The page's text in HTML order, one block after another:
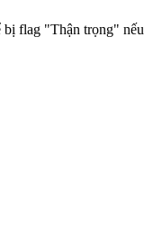
flag "Thận trọng" nếu